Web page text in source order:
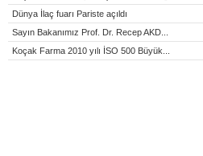
Dünya İlaç fuarı Pariste açıldı
Sayın Bakanımız Prof. Dr. Recep AKD...
Koçak Farma 2010 yılı İSO 500 Büyük...